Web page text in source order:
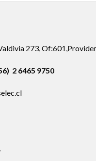
273,
2 6465 9750